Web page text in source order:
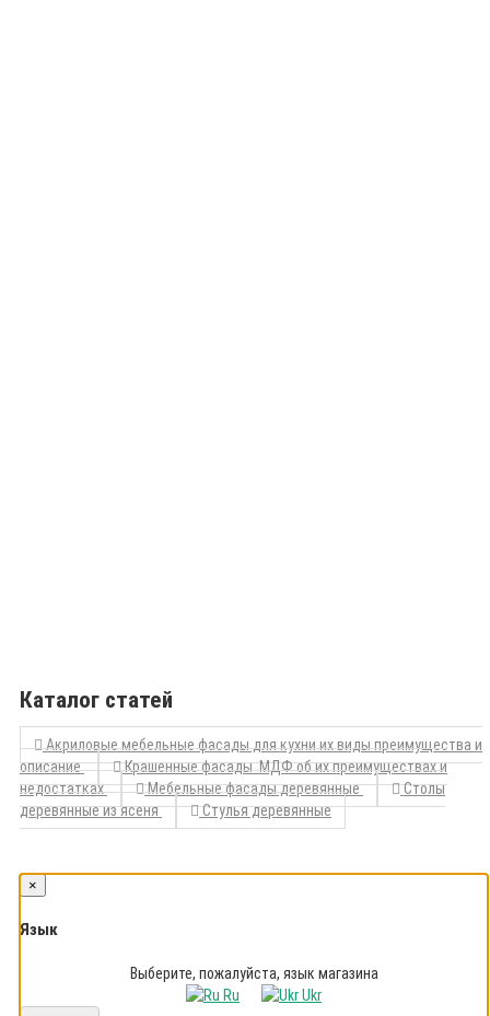
Каталог статей
Акриловые мебельные фасады для кухни их виды преимущества и
описание
Крашенные фасады МДФ об их преимуществах и
недостатках
Мебельные фасады деревянные
Столы
деревянные из ясеня
Стулья деревянные
×
Язык
Выберите, пожалуйста, язык магазина
Ru
Ukr